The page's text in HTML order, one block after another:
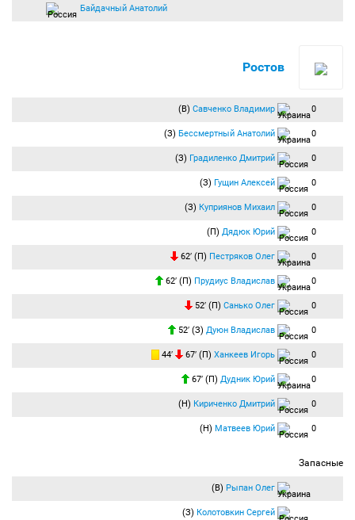
Байдачный Анатолий
Ростов
(В) Савченко Владимир 0
(З) Бессмертный Анатолий 0
(З) Градиленко Дмитрий 0
(З) Гущин Алексей 0
(З) Куприянов Михаил 0
(П) Дядюк Юрий 0
62′ (П) Пестряков Олег 0
62′ (П) Прудиус Владислав 0
52′ (П) Санько Олег 0
52′ (З) Дуюн Владислав 0
44′ 67′ (П) Ханкеев Игорь 0
67′ (П) Дудник Юрий 0
(Н) Кириченко Дмитрий 0
(Н) Матвеев Юрий 0
Запасные
(В) Рыпан Олег
(З) Колотовкин Сергей